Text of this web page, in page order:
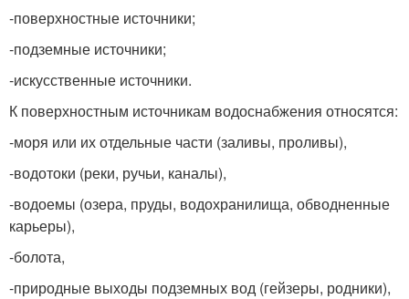
-поверхностные источники;
-подземные источники;
-искусственные источники.
К поверхностным источникам водоснабжения относятся:
-моря или их отдельные части (заливы, проливы),
-водотоки (реки, ручьи, каналы),
-водоемы (озера, пруды, водохранилища, обводненные
карьеры),
-болота,
-природные выходы подземных вод (гейзеры, родники),